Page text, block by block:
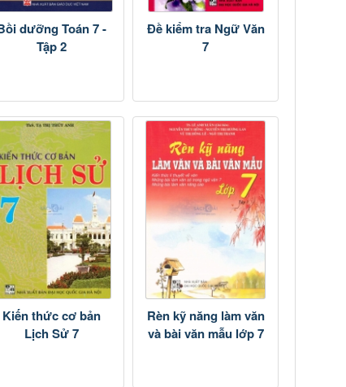
dưỡng Toán 7 -
Tập 2
Đề kiểm tra Ngữ Văn
7
Kiến thức cơ bản
Lịch Sử 7
Rèn kỹ năng làm văn
và bài văn mẫu lớp 7